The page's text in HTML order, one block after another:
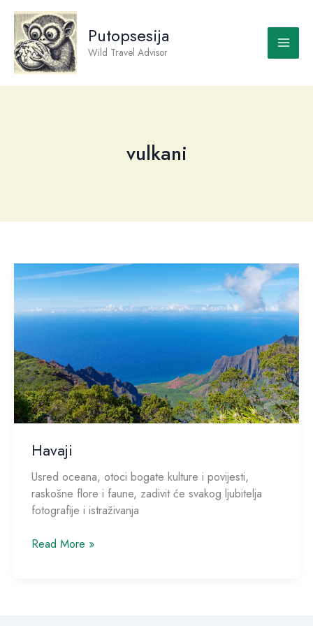
Skip
content
Putopsesija
Wild Travel Advisor
vulkani
Havaji
Usred oceana, otoci bogate kulture i povijesti,
raskošne flore i faune, zadivit će svakog ljubitelja
fotografije i istraživanja
Havaji
Read More »